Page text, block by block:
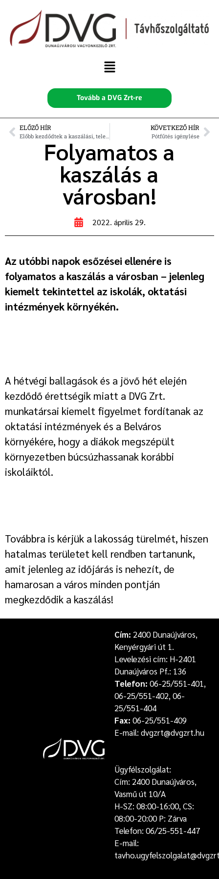
Tovább a DVG Zrt-re
ELŐZŐ HÍR
Előbb kezdődtek a kaszálási, településrendezési munkálatok
KÖVETKEZŐ HÍR
Pótfűtés igénylése
Folyamatos a
kaszálás a
városban!
2022. április 29.
Az utóbbi napok esőzései ellenére is
folyamatos a kaszálás a városban – jelenleg
kiemelt tekintettel az iskolák, oktatási
intézmények környékén.
A hétvégi ballagások és a jövő hét elején
kezdődő érettségik miatt a DVG Zrt.
munkatársai kiemelt figyelmet fordítanak az
oktatási intézmények és a Belváros
környékére, hogy a diákok megszépült
környezetben búcsúzhassanak korábbi
iskoláiktól.
Továbbra is kérjük a lakosság türelmét, hiszen
hatalmas területet kell rendben tartanunk,
amit jelenleg az időjárás is nehezít, de
hamarosan a város minden pontján
megkezdődik a kaszálás!
Cím: 2400 Dunaújváros,
Kenyérgyári út 1.
Levelezési cím: H-2401
Dunaújváros Pf.: 136
Telefon: 06-25/551-401,
06-25/551-402, 06-
25/551-404
Fax: 06-25/551-409
E-mail: dvgzrt@dvgzrt.hu
Ügyfélszolgálat:
Cím: 2400 Dunaújváros,
Vasmű út 10/A
H-SZ: 08:00-16:00, CS:
08:00-20:00 P: Zárva
Telefon: 06/25-551-447
E-mail: